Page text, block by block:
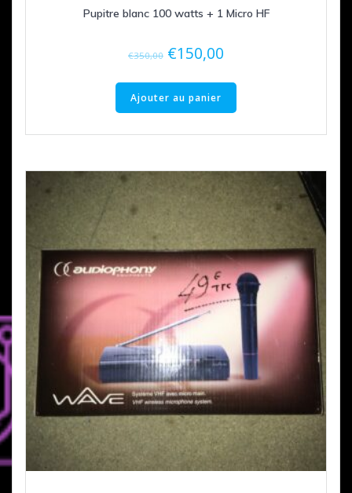
Pupitre blanc 100 watts + 1 Micro HF
€350,00 Le
initial
était :
€350,00.
€150,00
est :
€150,00.
Ajouter au panier